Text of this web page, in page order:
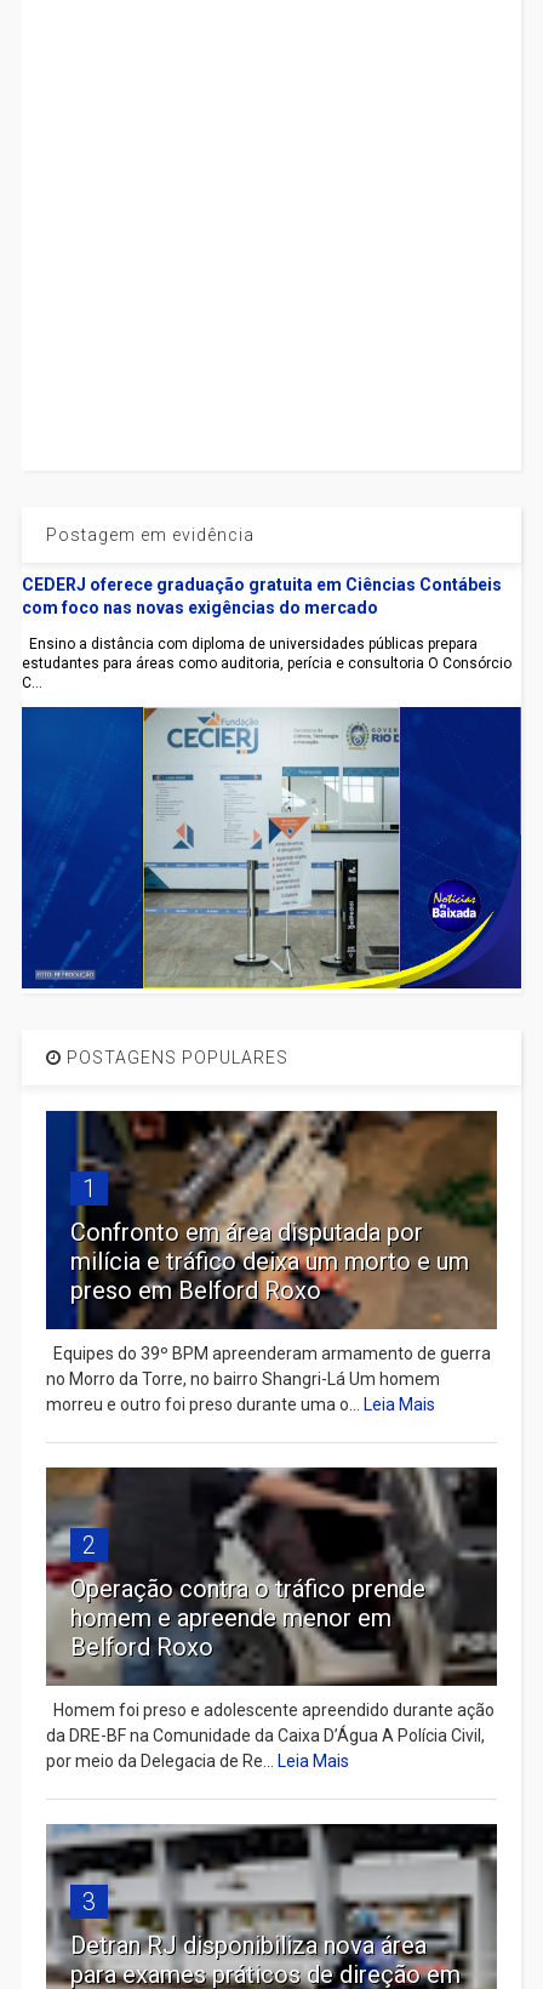
Postagem em evidência
CEDERJ oferece graduação gratuita em Ciências Contábeis
com foco nas novas exigências do mercado
Ensino a distância com diploma de universidades públicas prepara
estudantes para áreas como auditoria, perícia e consultoria O Consórcio
C...
POSTAGENS POPULARES
1
Confronto em área disputada por
milícia e tráfico deixa um morto e um
preso em Belford Roxo
Equipes do 39º BPM apreenderam armamento de guerra
no Morro da Torre, no bairro Shangri-Lá Um homem
morreu e outro foi preso durante uma o... Leia Mais
2
Operação contra o tráfico prende
homem e apreende menor em
Belford Roxo
Homem foi preso e adolescente apreendido durante ação
da DRE-BF na Comunidade da Caixa D’Água A Polícia Civil,
por meio da Delegacia de Re... Leia Mais
3
Detran RJ disponibiliza nova área
para exames práticos de direção em